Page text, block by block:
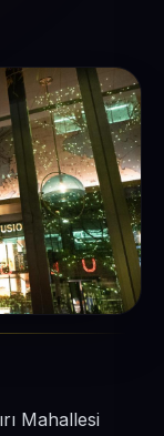
Mahallesi